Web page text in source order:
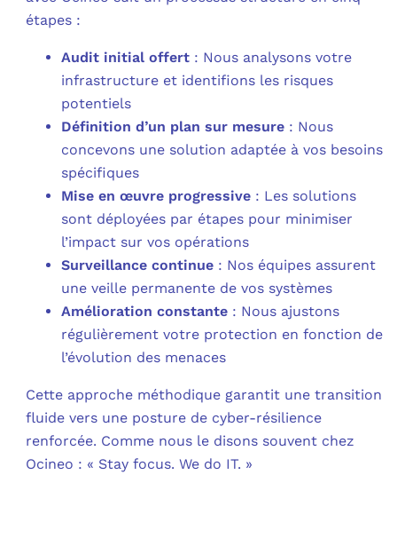
étapes :
Audit initial offert : Nous analysons votre
infrastructure et identifions les risques
potentiels
Définition d’un plan sur mesure : Nous
concevons une solution adaptée à vos besoins
spécifiques
Mise en œuvre progressive : Les solutions
sont déployées par étapes pour minimiser
l’impact sur vos opérations
Surveillance continue : Nos équipes assurent
une veille permanente de vos systèmes
Amélioration constante : Nous ajustons
régulièrement votre protection en fonction de
l’évolution des menaces
Cette approche méthodique garantit une transition
fluide vers une posture de cyber-résilience
renforcée. Comme nous le disons souvent chez
Ocineo : « Stay focus. We do IT. »